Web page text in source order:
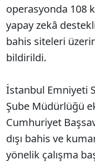
operasyonda 108
yapay zekâ
bahis siteleri
bildirildi.
İstanbul Emniyeti
Şube Müdürlüğü
Cumhuriyet
dışı bahis ve
yönelik çalışma